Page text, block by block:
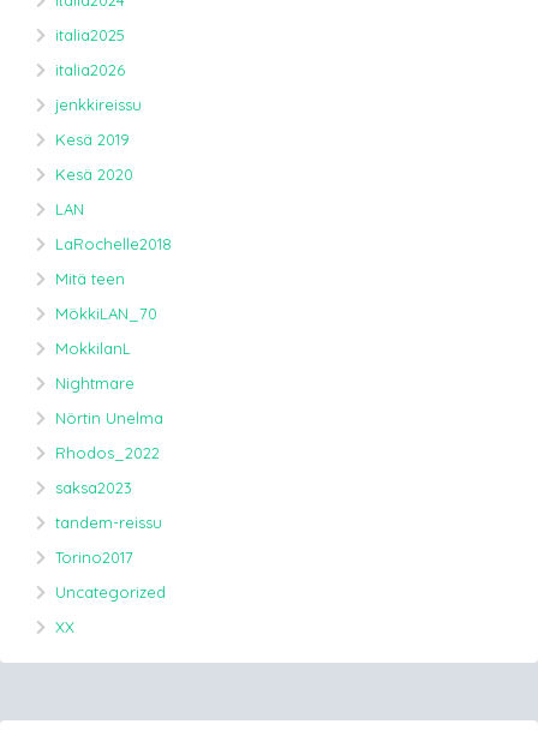
italia2025
italia2026
jenkkireissu
Kesä 2019
Kesä 2020
LAN
LaRochelle2018
Mitä teen
MökkiLAN_70
MokkilanL
Nightmare
Nörtin Unelma
Rhodos_2022
saksa2023
tandem-reissu
Torino2017
Uncategorized
XX